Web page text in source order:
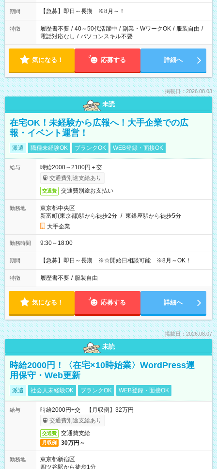
期間 【急募】即日～長期 ※8月～！
特徴 履歴書不要 / 40～50代活躍中 / 副業・WワークOK / 服装自由 /
電話対応なし / パソコンスキル不要
気になる！ 応募する 詳細へ
掲載日：2026.08.03
未読
在宅OK！未経験から広報へ！大手企業での広
報・イベント運営！
派遣 職種未経験OK ブランクOK WEB登録・面接OK
給与
時給2000～2100円＋交
交通費別途支給あり
交通費 交通費別途お支払い
勤務地
東京都中央区
新富町(東京都)駅から徒歩2分 / 東銀座駅から徒歩5分
大手企業
勤務時間 9:30～18:00
期間 【急募】即日～長期 ※☆開始日相談可能 ※8月～OK！
特徴 履歴書不要 / 服装自由
気になる！ 応募する 詳細へ
掲載日：2026.08.07
未読
時給2000円！〈在宅×10時始業〉WordPress運
用保守・Web更新
派遣 社会人未経験OK ブランクOK WEB登録・面接OK
給与
時給2000円+交 【月収例】32万円
交通費別途支給あり
交通費 交通費支給
月収例 30万円～
勤務地
東京都新宿区
四ツ谷駅から徒歩1分